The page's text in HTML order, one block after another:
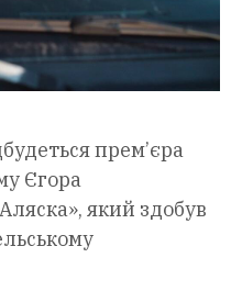
прем’єра
Єгора
який здобув